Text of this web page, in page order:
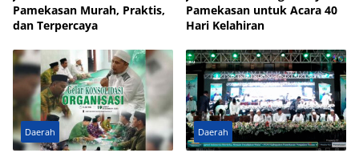
Pamekasan Murah, Praktis,
dan Terpercaya
Pamekasan untuk Acara 40
Hari Kelahiran
Daerah Daerah